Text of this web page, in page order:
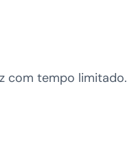
com tempo limitado.